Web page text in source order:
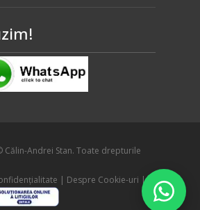
Călin-Andrei Stan. Toate drepturile
| Despre Cookie-uri |